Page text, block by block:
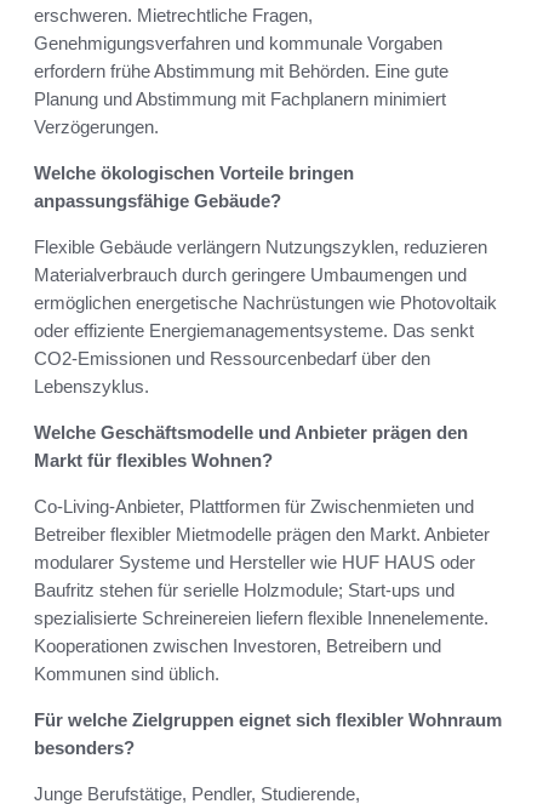
erschweren. Mietrechtliche Fragen,
Genehmigungsverfahren und kommunale Vorgaben
erfordern frühe Abstimmung mit Behörden. Eine gute
Planung und Abstimmung mit Fachplanern minimiert
Verzögerungen.
Welche ökologischen Vorteile bringen
anpassungsfähige Gebäude?
Flexible Gebäude verlängern Nutzungszyklen, reduzieren
Materialverbrauch durch geringere Umbaumengen und
ermöglichen energetische Nachrüstungen wie Photovoltaik
oder effiziente Energiemanagementsysteme. Das senkt
CO2‑Emissionen und Ressourcenbedarf über den
Lebenszyklus.
Welche Geschäftsmodelle und Anbieter prägen den
Markt für flexibles Wohnen?
Co‑Living‑Anbieter, Plattformen für Zwischenmieten und
Betreiber flexibler Mietmodelle prägen den Markt. Anbieter
modularer Systeme und Hersteller wie HUF HAUS oder
Baufritz stehen für serielle Holzmodule; Start‑ups und
spezialisierte Schreinereien liefern flexible Innenelemente.
Kooperationen zwischen Investoren, Betreibern und
Kommunen sind üblich.
Für welche Zielgruppen eignet sich flexibler Wohnraum
besonders?
Junge Berufstätige, Pendler, Studierende,